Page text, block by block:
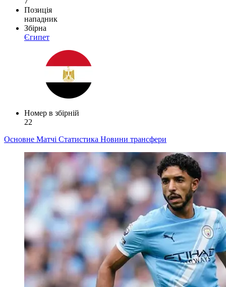
Позиція
нападник
Збірна
Єгипет
Номер в збірній
22
Основне Матчі Статистика Новини трансфери